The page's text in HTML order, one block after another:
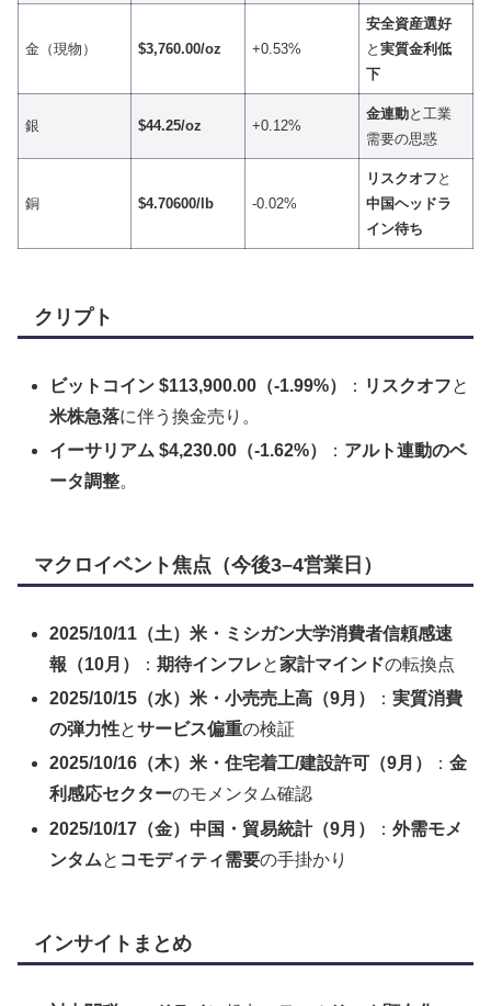
金（現物） $3,760.00/oz +0.53%
安全資産選好
と実質金利低
下
銀 $44.25/oz +0.12%
金連動と工業
需要の思惑
銅 $4.70600/lb -0.02%
リスクオフ と
中国ヘッドラ
イン待ち
クリプト
ビットコイン $113,900.00（-1.99%） ： リスクオフと
米株急落に伴う換金売り。
イーサリアム $4,230.00（-1.62%）
： アルト連動のベ
ータ調整。
マクロイベント焦点（今後3–4営業日）
2025/10/11（土）米・ミシガン大学消費者信頼感速
報（10月）
：期待インフレと家計マインドの転換点
2025/10/15（水）米・小売売上高（9月）
：実質消費
の弾力性とサービス偏重の検証
2025/10/16（木）米・住宅着工/建設許可（9月）
：金
利感応セクターのモメンタム確認
2025/10/17（金）中国・貿易統計（9月）
：外需モメ
ンタムと コモディティ需要の手掛かり
インサイトまとめ